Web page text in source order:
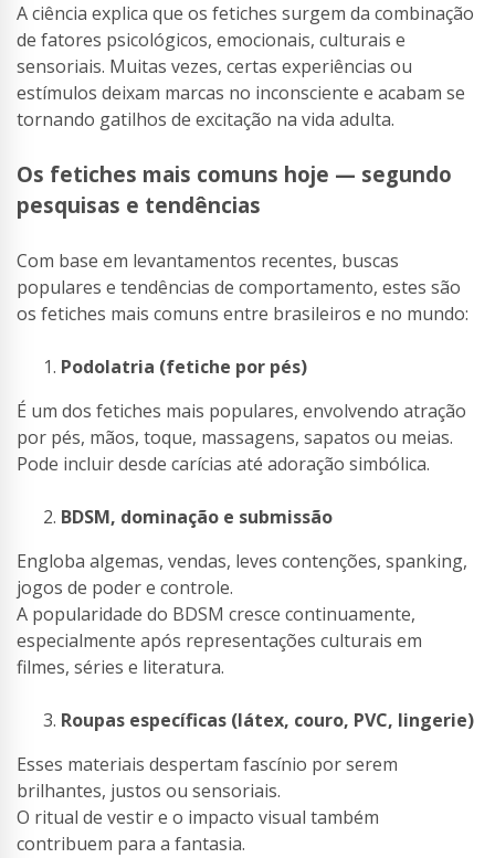
A ciência explica que os fetiches surgem da combinação
de fatores psicológicos, emocionais, culturais e
sensoriais. Muitas vezes, certas experiências ou
estímulos deixam marcas no inconsciente e acabam se
tornando gatilhos de excitação na vida adulta.
Os fetiches mais comuns hoje — segundo
pesquisas e tendências
Com base em levantamentos recentes, buscas
populares e tendências de comportamento, estes são
os fetiches mais comuns entre brasileiros e no mundo:
Podolatria (fetiche por pés)
É um dos fetiches mais populares, envolvendo atração
por pés, mãos, toque, massagens, sapatos ou meias.
Pode incluir desde carícias até adoração simbólica.
BDSM, dominação e submissão
Engloba algemas, vendas, leves contenções, spanking,
jogos de poder e controle.
A popularidade do BDSM cresce continuamente,
especialmente após representações culturais em
filmes, séries e literatura.
Roupas específicas (látex, couro, PVC, lingerie)
Esses materiais despertam fascínio por serem
brilhantes, justos ou sensoriais.
O ritual de vestir e o impacto visual também
contribuem para a fantasia.